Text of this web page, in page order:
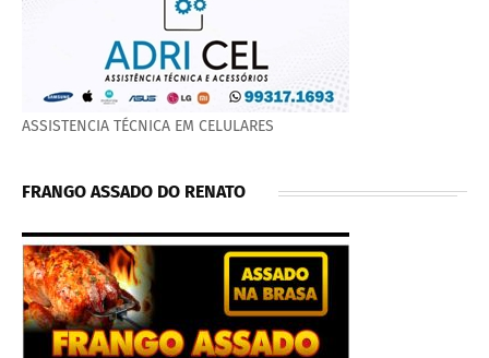
ASSISTENCIA TÉCNICA EM CELULARES
FRANGO ASSADO DO RENATO